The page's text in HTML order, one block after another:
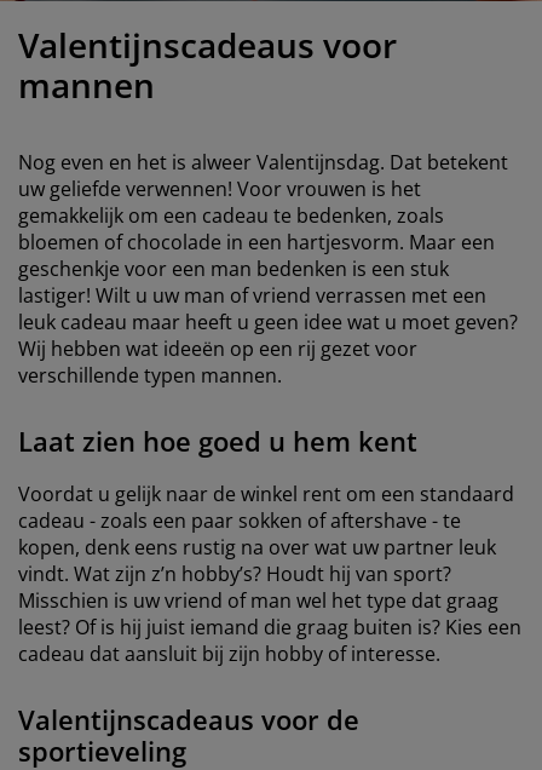
strijken
Valentijnscadeaus voor
mannen
Nog even en het is alweer Valentijnsdag. Dat betekent
uw geliefde verwennen! Voor vrouwen is het
gemakkelijk om een cadeau te bedenken, zoals
bloemen of chocolade in een hartjesvorm. Maar een
geschenkje voor een man bedenken is een stuk
lastiger! Wilt u uw man of vriend verrassen met een
leuk cadeau maar heeft u geen idee wat u moet geven?
Wij hebben wat ideeën op een rij gezet voor
verschillende typen mannen.
Laat zien hoe goed u hem kent
Voordat u gelijk naar de winkel rent om een standaard
cadeau - zoals een paar sokken of aftershave - te
kopen, denk eens rustig na over wat uw partner leuk
vindt. Wat zijn z’n hobby’s? Houdt hij van sport?
Misschien is uw vriend of man wel het type dat graag
leest? Of is hij juist iemand die graag buiten is? Kies een
cadeau dat aansluit bij zijn hobby of interesse.
Valentijnscadeaus voor de
sportieveling